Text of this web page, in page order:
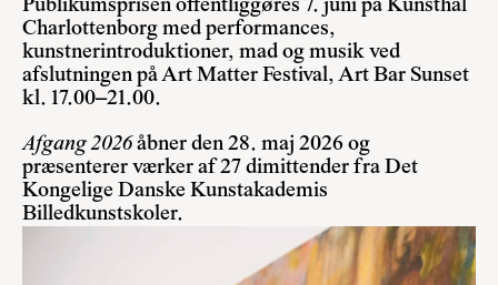
Publikumsprisen offentliggøres 7. juni på Kunsthal
Charlottenborg med performances,
kunstnerintroduktioner, mad og musik ved
afslutningen på Art Matter Festival, Art Bar Sunset
kl. 17.00–21.00.
Afgang 2026 åbner den 28. maj 2026 og
præsenterer værker af 27 dimittender fra Det
Kongelige Danske Kunstakademis
Billedkunstskoler.